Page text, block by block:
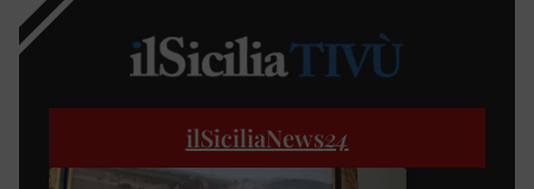
ilSiciliaNews24